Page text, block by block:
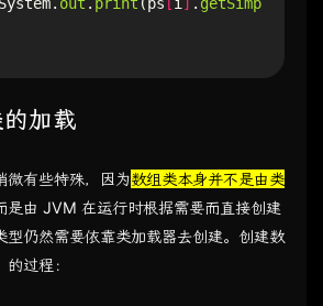
System. out . print (ps [i] . getSimpleName
加载
微有些特殊，因为数组类本身并不是由类
是由 JVM 在运行时根据需要而直接创建
型仍然需要依靠类加载器去创建。创建数
过程：